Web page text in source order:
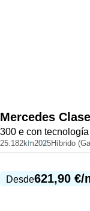
Mercedes
300 e con
25.182km2025Híbrido
Desde621,90 €/